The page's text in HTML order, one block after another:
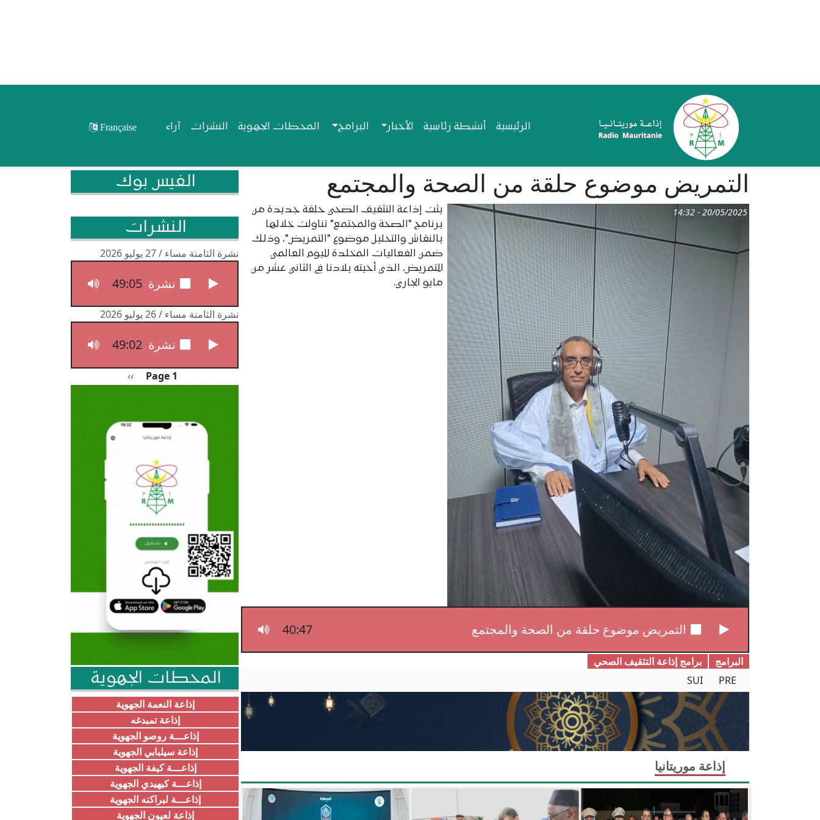
Navigation principale
الرئيسية أنشطة رئاسية الأخبار البرامج المحطات الجهوية النشرات آراء Française
التمريض موضوع حلقة من الصحة والمجتمع
20/05/2025 - 14:32
بثت إذاعة التثقيف الصحي حلقة جديدة من
برنامج "الصحة والمجتمع" تناولت خلالها
بالنقاش والتحليل موضوع "التمريض"، وذلك
ضمن الفعاليات المخلدة لليوم العالمي
للتمريض، الذي أحيته بلادنا في الثاني عشر من
مايو الجاري.
التمريض موضوع حلقة من الصحة والمجتمع 40:47
البرامج
برامج إذاعة التثقیف الصحي
PRE
SUI
إذاعة موريتانيا
الفيس بوك
النشرات
نشرة الثامنة مساء / 27 يوليو 2026
نشرة الثامنة مساء / 27 يوليو 2026
49:05
نشرة الثامنة مساء / 26 يوليو 2026
نشرة الثامنة مساء / 26 يوليو 2026
49:02
Pagination
Page 1 الصفحة التالية
››
المحطات الجهوية
إذاعة النعمة الجهوية
إذاعة تمبدغه
إذاعـــة روصو الجهوية
إذاعة سيلبابي الجهوية
إذاعـــة كيفة الجهوية
إذاعـــة كيهيدي الجهوية
إذاعـــة لبراكنه الجهوية
إذاعة لعيون الجهوية